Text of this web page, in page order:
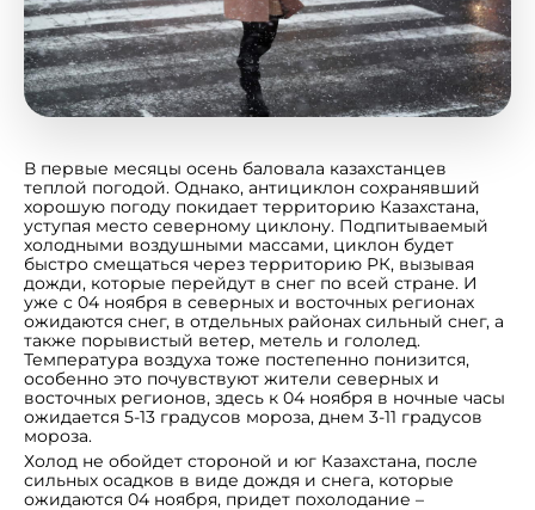
В первые месяцы осень баловала казахстанцев
теплой погодой. Однако, антициклон сохранявший
хорошую погоду покидает территорию Казахстана,
уступая место северному циклону. Подпитываемый
холодными воздушными массами, циклон будет
быстро смещаться через территорию РК, вызывая
дожди, которые перейдут в снег по всей стране. И
уже с 04 ноября в северных и восточных регионах
ожидаются снег, в отдельных районах сильный снег, а
также порывистый ветер, метель и гололед.
Температура воздуха тоже постепенно понизится,
особенно это почувствуют жители северных и
восточных регионов, здесь к 04 ноября в ночные часы
ожидается 5-13 градусов мороза, днем 3-11 градусов
мороза.
Холод не обойдет стороной и юг Казахстана, после
сильных осадков в виде дождя и снега, которые
ожидаются 04 ноября, придет похолодание –